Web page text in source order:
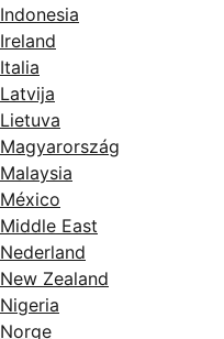
Indonesia
Ireland
Italia
Latvija
Lietuva
Magyarország
Malaysia
México
Middle East
Nederland
New Zealand
Nigeria
Norge